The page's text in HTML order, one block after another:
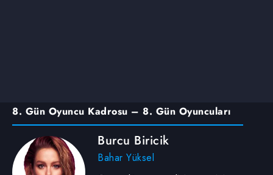
8. Gün Oyuncu Kadrosu – 8. Gün Oyuncuları
Burcu Biricik
Bahar Yüksel